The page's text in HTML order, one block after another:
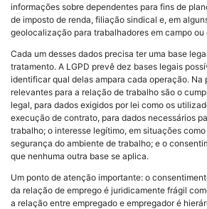
informações sobre dependentes para fins de
de imposto de renda, filiação sindical e, em
geolocalização para trabalhadores em campo ou
Cada um desses dados precisa ter uma base
tratamento. A LGPD prevê dez bases legais
identificar qual delas ampara cada operação. Na
relevantes para a relação de trabalho são o
legal, para dados exigidos por lei como os
execução de contrato, para dados necessários
trabalho; o interesse legítimo, em situações
segurança do ambiente de trabalho; e o
que nenhuma outra base se aplica.
Um ponto de atenção importante: o
da relação de emprego é juridicamente frágil
a relação entre empregado e empregador é